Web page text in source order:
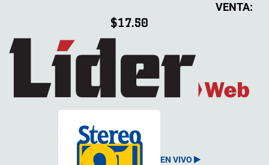
VENTA:
$17.50
EN VIVO